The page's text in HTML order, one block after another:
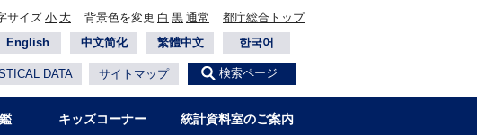
サイズ 小 大 背景色を変更 白 黒 通常
都庁総合トップ
English 中文简化 繁體中文 한국어
DATA サイトマップ 検索ページ
キッズコーナー 統計資料室のご案内